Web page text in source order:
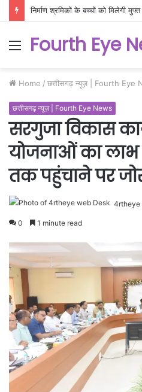
Menu
Fourth Eye
Home / छत्तीसगढ़ न्यूज़ | Fourth Eye
छत्तीसगढ़ न्यूज़ | Fourth Eye News
सरगुजा विकास
योजनाओं का लाभ
तक पहुंचाने पर
4rtheye
0 1 minute read